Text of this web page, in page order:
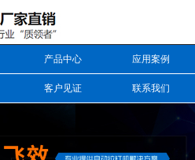
产品中心 应用案例
客户见证 联系我们
搜索